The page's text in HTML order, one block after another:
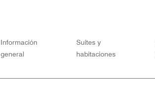
Información
general
Suites y
habitaciones